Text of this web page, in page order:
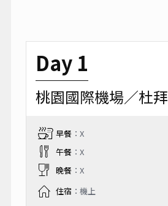
Day 1
桃園國際機場／杜拜
早餐：X
午餐：X
晚餐：X
住宿 ：機上